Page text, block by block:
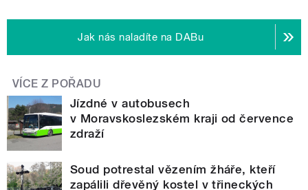
Jak nás naladíte na DABu
VÍCE Z POŘADU
Jízdné v autobusech
v Moravskoslezském kraji od července
zdraží
Soud potrestal vězením žháře, kteří
zapálili dřevěný kostel v třineckých